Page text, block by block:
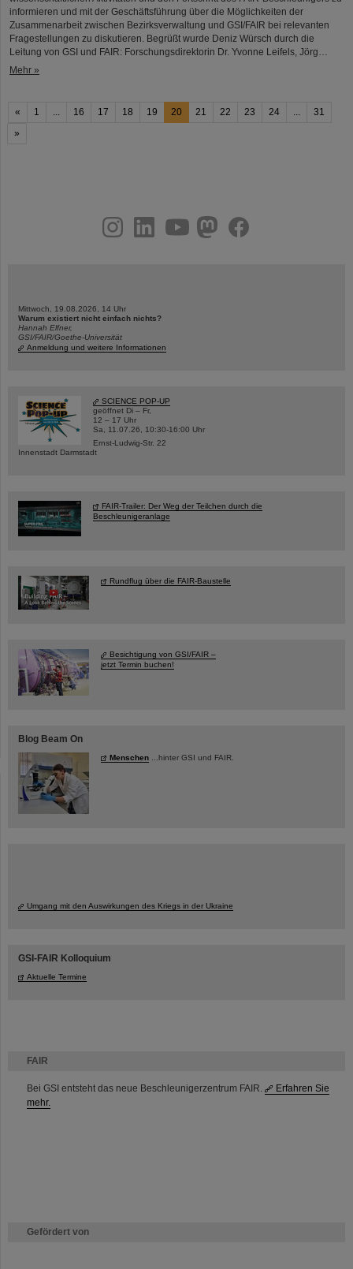
FAIR
Bei GSI entsteht das neue Beschleunigerzentrum FAIR.
Erfahren Sie
mehr.
Gefördert von
informieren und mit der Geschäftsführung über die Möglichkeiten der
Zusammenarbeit zwischen Bezirksverwaltung und GSI/FAIR bei relevanten
Fragestellungen zu diskutieren. Begrüßt wurde Deniz Würsch durch die
Leitung von GSI und FAIR: Forschungsdirektorin Dr. Yvonne Leifels, Jörg…
Mehr »
« 1 ... 16 17 18 19 20 21 22 23 24 ...
31
»
youtubehelmholtz.socialfacebook
Mittwoch, 19.08.2026, 14 Uhr
Warum existiert nicht einfach nichts?
Hannah Elfner,
GSI/FAIR/Goethe-Universität
Anmeldung und weitere Informationen
SCIENCE POP-UP
geöffnet Di – Fr,
12 – 17 Uhr
Sa, 11.07.26, 10:30-16:00 Uhr
Ernst-Ludwig-Str. 22
Innenstadt Darmstadt
FAIR-Trailer: Der Weg der Teilchen durch die
Beschleunigeranlage
Rundflug über die FAIR-Baustelle
Besichtigung von GSI/FAIR –
jetzt Termin buchen!
Blog Beam On
Menschen ...hinter GSI und FAIR.
Umgang mit den Auswirkungen des Kriegs in der Ukraine
GSI-FAIR Kolloquium
Aktuelle Termine